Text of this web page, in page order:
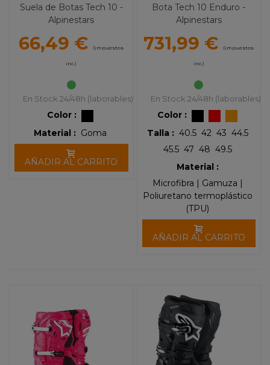
Suela de Botas Tech 10 -
Alpinestars
66,49 € (impuestos
inc.)
En Stock 24/48h (laborables)
Color :
Material : Goma
AÑADIR AL CARRITO
Bota Tech 10 Enduro -
Alpinestars
731,99 € (impuestos
inc.)
En Stock 24/48h (laborables)
Color :
Talla : 40.5 42 43 44.5
45.5 47 48 49.5
Material :
Microfibra | Gamuza |
Poliuretano termoplástico
(TPU)
AÑADIR AL CARRITO